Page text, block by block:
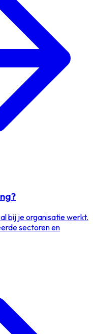
bij je organisatie werkt.
sectoren en